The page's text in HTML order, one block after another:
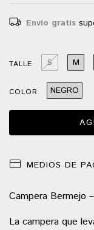
Envío gratis
TALLE S M
COLOR NEGRO
MEDIOS DE
Campera Bermejo
La campera que